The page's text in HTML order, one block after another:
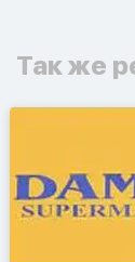
Так же